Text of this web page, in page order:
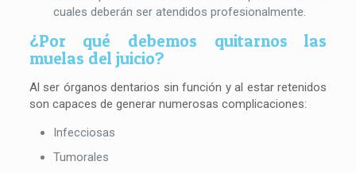
cuales deberán ser atendidos profesionalmente.
¿Por qué debemos quitarnos las
muelas del juicio?
Al ser órganos dentarios sin función y al estar retenidos
son capaces de generar numerosas complicaciones:
Infecciosas
Tumorales